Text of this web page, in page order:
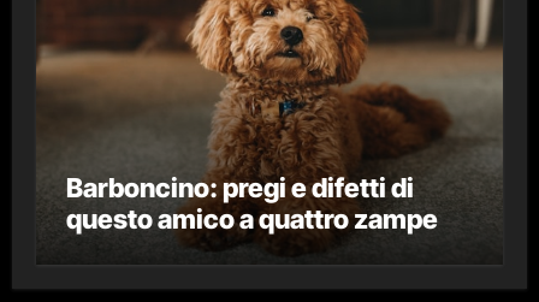
Barboncino: pregi e difetti di
questo amico a quattro zampe